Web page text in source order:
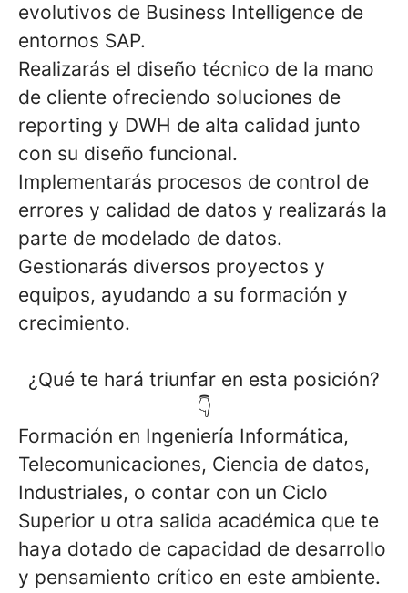
evolutivos de Business Intelligence de
entornos SAP.
Realizarás el diseño técnico de la mano
de cliente ofreciendo soluciones de
reporting y DWH de alta calidad junto
con su diseño funcional.
Implementarás procesos de control de
errores y calidad de datos y realizarás la
parte de modelado de datos.
Gestionarás diversos proyectos y
equipos, ayudando a su formación y
crecimiento.
¿Qué te hará triunfar en esta posición?
👇
Formación en Ingeniería Informática,
Telecomunicaciones, Ciencia de datos,
Industriales, o contar con un Ciclo
Superior u otra salida académica que te
haya dotado de capacidad de desarrollo
y pensamiento crítico en este ambiente.